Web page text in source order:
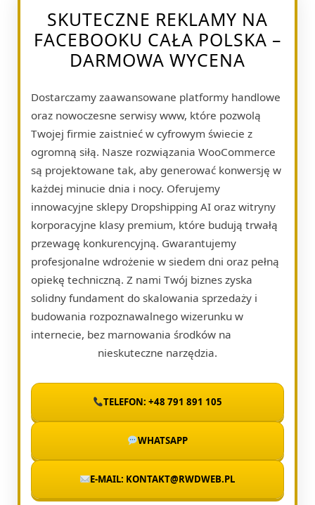
SKUTECZNE REKLAMY NA
FACEBOOKU CAŁA POLSKA –
DARMOWA WYCENA
Dostarczamy zaawansowane platformy handlowe
oraz nowoczesne serwisy www, które pozwolą
Twojej firmie zaistnieć w cyfrowym świecie z
ogromną siłą. Nasze rozwiązania WooCommerce
są projektowane tak, aby generować konwersję w
każdej minucie dnia i nocy. Oferujemy
innowacyjne sklepy Dropshipping AI oraz witryny
korporacyjne klasy premium, które budują trwałą
przewagę konkurencyjną. Gwarantujemy
profesjonalne wdrożenie w siedem dni oraz pełną
opiekę techniczną. Z nami Twój biznes zyska
solidny fundament do skalowania sprzedaży i
budowania rozpoznawalnego wizerunku w
internecie, bez marnowania środków na
nieskuteczne narzędzia.
TELEFON: +48 791 891 105
WHATSAPP
E-MAIL: KONTAKT@RWDWEB.PL